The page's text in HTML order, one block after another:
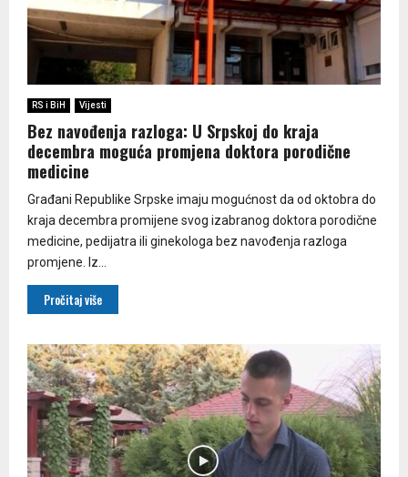
RS i BiH Vijesti
Bez navođenja razloga: U Srpskoj do kraja
decembra moguća promjena doktora porodične
medicine
Građani Republike Srpske imaju mogućnost da od oktobra do
kraja decembra promijene svog izabranog doktora porodične
medicine, pedijatra ili ginekologa bez navođenja razloga
promjene. Iz...
Pročitaj više